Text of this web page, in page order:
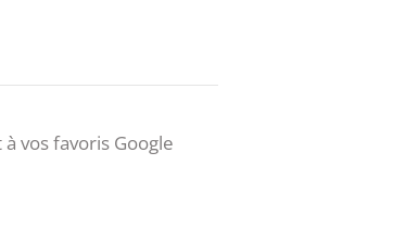
vos favoris Google